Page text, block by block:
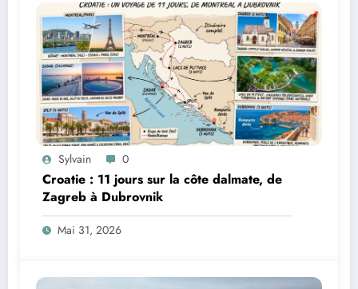
Sylvain 0
Croatie : 11 jours sur la côte dalmate, de
Zagreb à Dubrovnik
Mai 31, 2026